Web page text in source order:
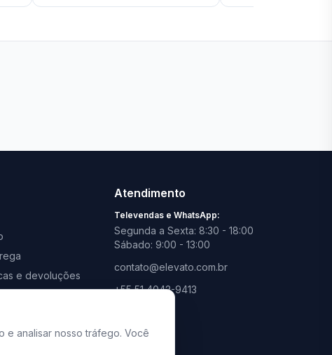
e devoluções
Atendimento
Televendas e WhatsApp:
Segunda a Sexta: 8:30 - 18:00
Sábado: 9:00 - 13:00
contato@elevato.com.br
+55 51 4042-9413
consulte aqui
e analisar nosso tráfego. Você